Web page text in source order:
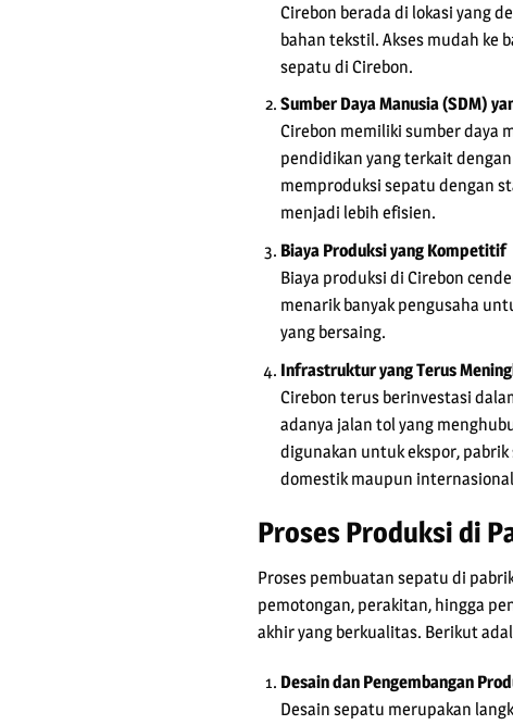
Cirebon berada di lokasi yang
bahan tekstil. Akses mudah ke
sepatu di Cirebon.
Sumber Daya Manusia (SDM)
Cirebon memiliki sumber daya
pendidikan yang terkait
memproduksi sepatu dengan
menjadi lebih efisien.
Biaya Produksi yang Kompetitif
Biaya produksi di Cirebon
menarik banyak pengusaha
yang bersaing.
Infrastruktur yang Terus
Cirebon terus berinvestasi
adanya jalan tol yang
digunakan untuk ekspor,
domestik maupun
Proses Produksi di
Proses pembuatan sepatu di
pemotongan, perakitan, hingga
akhir yang berkualitas. Berikut
Desain dan Pengembangan
Desain sepatu merupakan